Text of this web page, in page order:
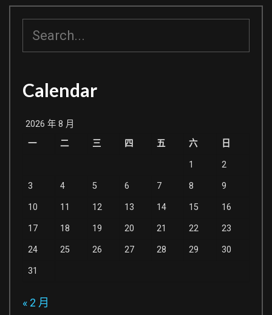
Calendar
2026 年 8 月
一
二 三 四 五 六 日
1 2
3 4 5 6 7 8 9
10 11 12 13 14 15 16
17 18 19 20 21 22 23
24 25 26 27 28 29 30
31
« 2 月